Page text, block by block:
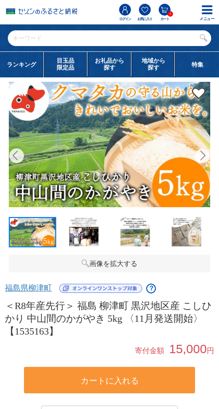
ログイン お気に入り カート
0
ランキング
目玉品
限定品
お礼品から
探す
地域から
探す
特集
画像を拡大する
福島県柳津町 ？
＜R8年産先行＞ 福島 柳津町 黒沢地区産 こしひ
かり 中山間のかがやき 5kg 〈11月発送開始〉
【1535163】
寄付金額 15,000円
カートに入れる
メニュー